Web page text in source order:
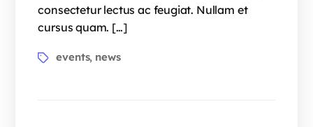
consectetur lectus ac feugiat. Nullam et
cursus quam. […]
events, news